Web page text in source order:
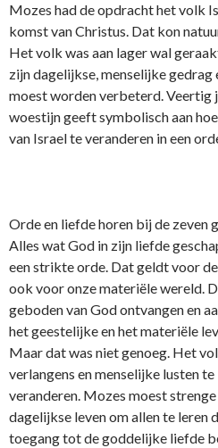
Mozes had de opdracht het volk
komst van Christus. Dat kon
Het volk was aan lager wal
zijn dagelijkse, menselijke
moest worden verbeterd. Veertig
woestijn geeft symbolisch aan
van Israel te veranderen in een
Orde en liefde horen bij de zeven
Alles wat God in zijn liefde
een strikte orde. Dat geldt voor
ook voor o­nze materiële wereld.
geboden van God o­ntvangen en
het geestelijke en het materiële
Maar dat was niet genoeg. Het
verlangens en menselijke lusten
veranderen. Mozes moest
dagelijkse leven om allen te leren
toegang tot de goddelijke liefde